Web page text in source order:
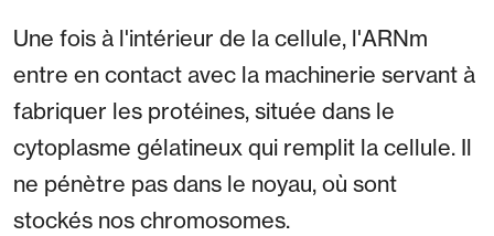
Une fois à l'intérieur de la cellule, l'ARNm
entre en contact avec la machinerie servant à
fabriquer les protéines, située dans le
cytoplasme gélatineux qui remplit la cellule. Il
ne pénètre pas dans le noyau, où sont
stockés nos chromosomes.